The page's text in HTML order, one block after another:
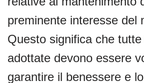
preminente interesse del
Questo significa che
adottate devono essere
garantire il benessere e